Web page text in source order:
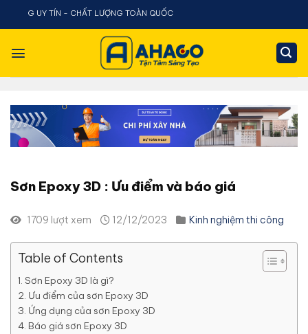
Chuyển
dung
TOÀN QUỐC
Sơn Epoxy 3D : Ưu điểm và báo giá
1709 lượt xem 12/12/2023 Kinh nghiệm thi công
Table of Contents
Sơn Epoxy 3D là gì?
Ưu điểm của sơn Epoxy 3D
Ứng dụng của sơn Epoxy 3D
Báo giá sơn Epoxy 3D